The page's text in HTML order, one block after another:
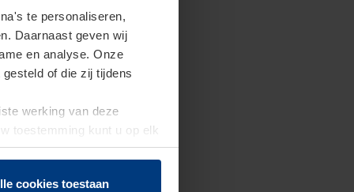
te personaliseren,
Daarnaast geven wij
en analyse. Onze
of die zij tijdens
werking van deze
toestemming kunt u op elk
herroepen.
cookies toestaan